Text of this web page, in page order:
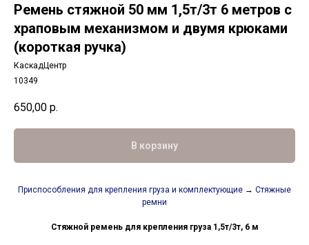
Ремень стяжной 50 мм 1,5т/3т 6 метров с
храповым механизмом и двумя крюками
(короткая ручка)
КаскадЦентр
10349
650,00 р.
В корзину
Приспособления для крепления груза и комплектующие → Стяжные
ремни
Стяжной ремень для крепления груза 1,5т/3т, 6 м